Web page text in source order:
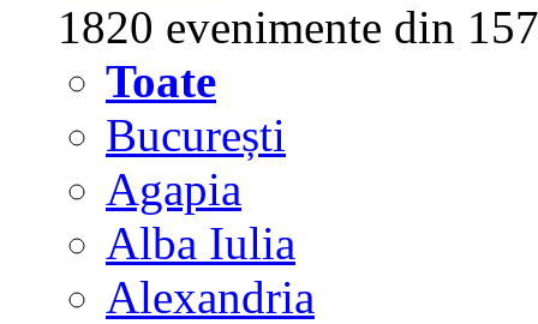
1820 evenimente din
Toate
București
Agapia
Alba Iulia
Alexandria